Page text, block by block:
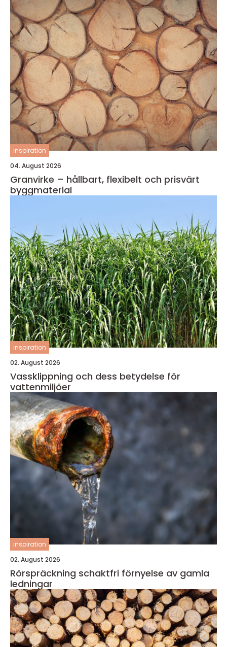
inspiration
04. August 2026
Granvirke – hållbart, flexibelt och prisvärt
byggmaterial
inspiration
02. August 2026
Vassklippning och dess betydelse för
vattenmiljöer
inspiration
02. August 2026
Rörspräckning schaktfri förnyelse av gamla
ledningar